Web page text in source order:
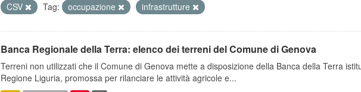
CSV
Tag: occupazione infrastrutture
Banca Regionale della Terra: elenco dei terreni del Comune di Genova
Terreni non utilizzati che il Comune di Genova mette a disposizione della Banca della Terra
Regione Liguria, promossa per rilanciare le attività agricole e...